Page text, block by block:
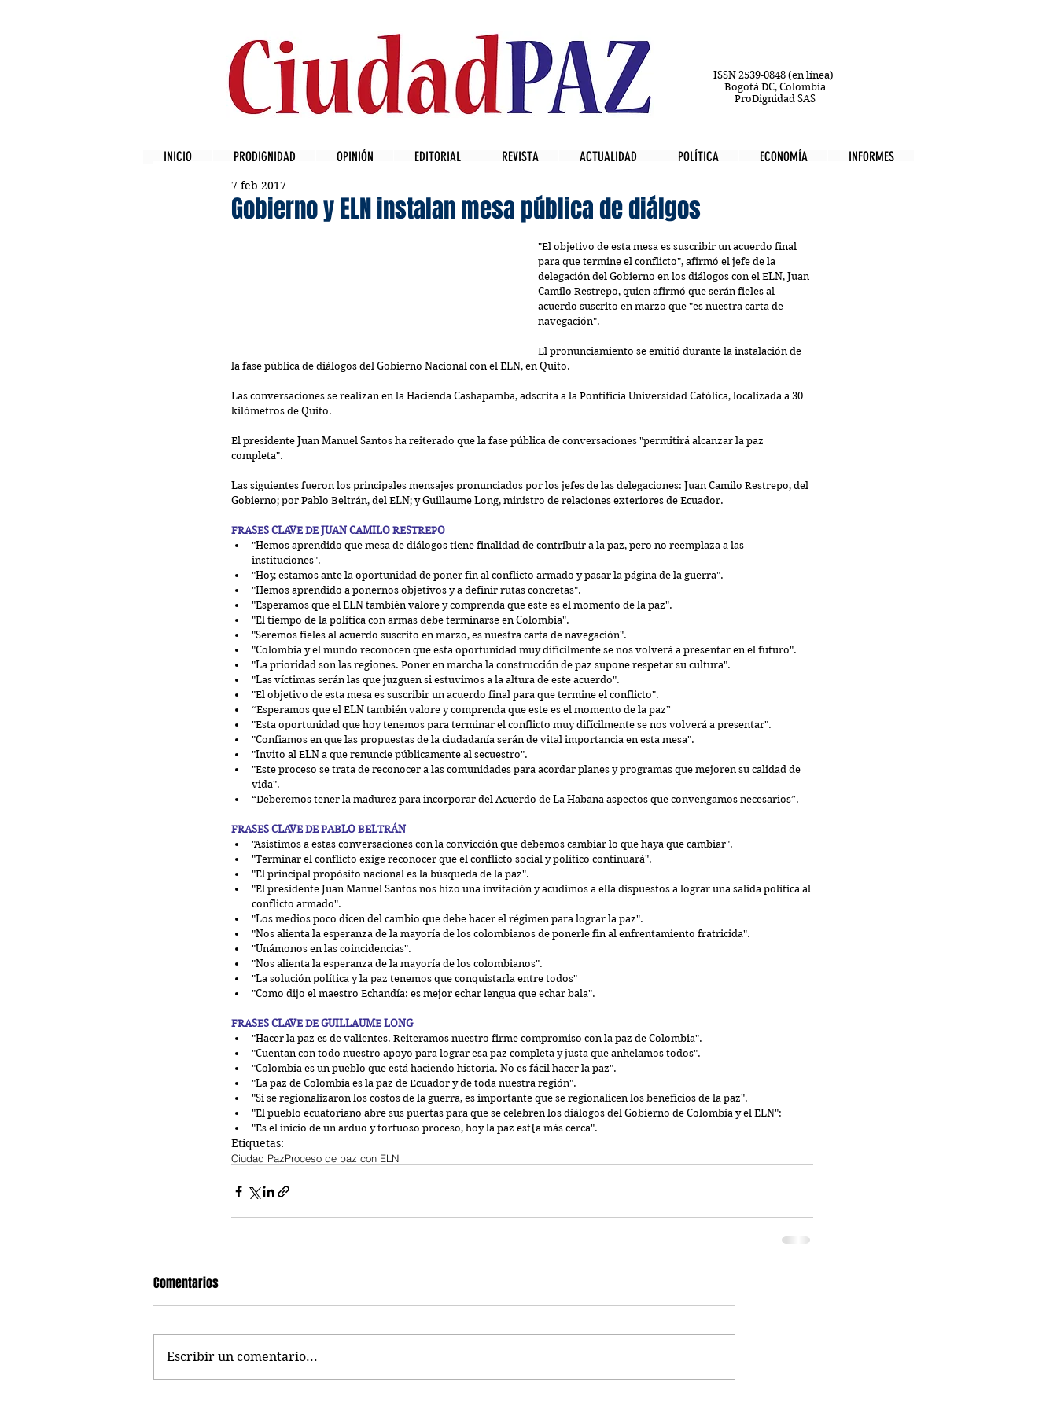
ISSN 2539-0848 (en línea)
Bogotá DC, Colombia
ProDignidad SAS
INICIO PRODIGNIDAD OPINIÓN EDITORIAL REVISTA ACTUALIDAD POLÍTICA ECONOMÍA INFORMES
Gobierno y ELN instalan mesa pública de diálgos
7 feb 2017
"El objetivo de esta mesa es suscribir un acuerdo final
para que termine el conflicto", afirmó el jefe de la
delegación del Gobierno en los diálogos con el ELN, Juan
Camilo Restrepo, quien afirmó que serán fieles al
acuerdo suscrito en marzo que "es nuestra carta de
navegación".
El pronunciamiento se emitió durante la instalación de
la fase pública de diálogos del Gobierno Nacional con el ELN, en Quito.
Las conversaciones se realizan en la Hacienda Cashapamba, adscrita a la Pontificia Universidad Católica, localizada a 30
kilómetros de Quito.
El presidente Juan Manuel Santos ha reiterado que la fase pública de conversaciones "permitirá alcanzar la paz
completa".
Las siguientes fueron los principales mensajes pronunciados por los jefes de las delegaciones: Juan Camilo Restrepo, del
Gobierno; por Pablo Beltrán, del ELN; y Guillaume Long, ministro de relaciones exteriores de Ecuador.
FRASES CLAVE DE JUAN CAMILO RESTREPO
"Hemos aprendido que mesa de diálogos tiene finalidad de contribuir a la paz, pero no reemplaza a las
instituciones".
"Hoy, estamos ante la oportunidad de poner fin al conflicto armado y pasar la página de la guerra".
"Hemos aprendido a ponernos objetivos y a definir rutas concretas".
"Esperamos que el ELN también valore y comprenda que este es el momento de la paz".
"El tiempo de la política con armas debe terminarse en Colombia".
"Seremos fieles al acuerdo suscrito en marzo, es nuestra carta de navegación".
"Colombia y el mundo reconocen que esta oportunidad muy difícilmente se nos volverá a presentar en el futuro".
"La prioridad son las regiones. Poner en marcha la construcción de paz supone respetar su cultura".
"Las víctimas serán las que juzguen si estuvimos a la altura de este acuerdo".
"El objetivo de esta mesa es suscribir un acuerdo final para que termine el conflicto".
“Esperamos que el ELN también valore y comprenda que este es el momento de la paz”
"Esta oportunidad que hoy tenemos para terminar el conflicto muy difícilmente se nos volverá a presentar".
"Confiamos en que las propuestas de la ciudadanía serán de vital importancia en esta mesa".
"Invito al ELN a que renuncie públicamente al secuestro".
"Este proceso se trata de reconocer a las comunidades para acordar planes y programas que mejoren su calidad de
vida".
“Deberemos tener la madurez para incorporar del Acuerdo de La Habana aspectos que convengamos necesarios”.
FRASES CLAVE DE PABLO BELTRÁN
"Asistimos a estas conversaciones con la convicción que debemos cambiar lo que haya que cambiar".
"Terminar el conflicto exige reconocer que el conflicto social y político continuará".
"El principal propósito nacional es la búsqueda de la paz".
"El presidente Juan Manuel Santos nos hizo una invitación y acudimos a ella dispuestos a lograr una salida política al
conflicto armado".
"Los medios poco dicen del cambio que debe hacer el régimen para lograr la paz".
"Nos alienta la esperanza de la mayoría de los colombianos de ponerle fin al enfrentamiento fratricida".
"Unámonos en las coincidencias".
"Nos alienta la esperanza de la mayoría de los colombianos".
"La solución política y la paz tenemos que conquistarla entre todos"
"Como dijo el maestro Echandía: es mejor echar lengua que echar bala".
FRASES CLAVE DE GUILLAUME LONG
"Hacer la paz es de valientes. Reiteramos nuestro firme compromiso con la paz de Colombia".
"Cuentan con todo nuestro apoyo para lograr esa paz completa y justa que anhelamos todos".
"Colombia es un pueblo que está haciendo historia. No es fácil hacer la paz".
"La paz de Colombia es la paz de Ecuador y de toda nuestra región".
"Si se regionalizaron los costos de la guerra, es importante que se regionalicen los beneficios de la paz".
"El pueblo ecuatoriano abre sus puertas para que se celebren los diálogos del Gobierno de Colombia y el ELN":
"Es el inicio de un arduo y tortuoso proceso, hoy la paz est{a más cerca".
Etiquetas:
Ciudad PazProceso de paz con ELN
Comentarios
Escribir un comentario...